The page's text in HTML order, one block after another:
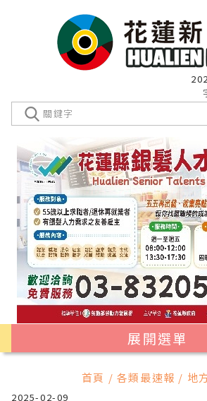
展開選單
首頁 / 各類最速報 / 地
2025-02-09